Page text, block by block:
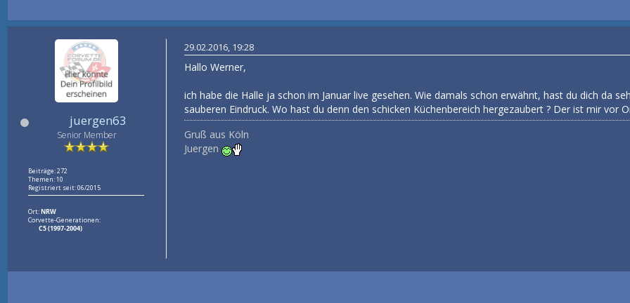
juergen63
Senior Member
Beiträge: 272
Themen: 10
Registriert seit: 06/2015
Ort:NRW
Corvette-Generationen:
C5 (1997-2004)
29.02.2016, 19:28
Hallo Werner,
ich habe die Halle ja schon im Januar live gesehen. Wie damals schon erwähnt, hast du dich da
sauberen Eindruck. Wo hast du denn den schicken Küchenbereich hergezaubert ? Der ist mir vor
Gruß aus Köln
Juergen